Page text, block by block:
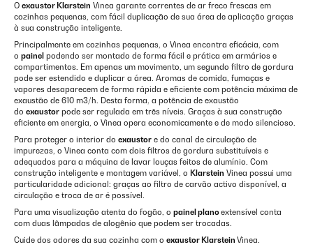
O exaustor Klarstein Vinea garante correntes de ar freco frescas em
cozinhas pequenas, com fácil duplicação de sua área de aplicação graças
à sua construção inteligente.
Principalmente em cozinhas pequenas, o Vinea encontra eficácia, com
o painel podendo ser montado de forma fácil e prática em armários e
compartimentos. Em apenas um movimento, um segundo filtro de gordura
pode ser estendido e duplicar a área. Aromas de comida, fumaças e
vapores desaparecem de forma rápida e eficiente com potência máxima de
exaustão de 610 m3/h. Desta forma, a potência de exaustão
do exaustor pode ser regulada em três níveis. Graças à sua construção
eficiente em energia, o Vinea opera economicamente e de modo silencioso.
Para proteger o interior do exaustor e do canal de circulação de
impurezas, o Vinea conta com dois filtros de gordura substituíveis e
adequados para a máquina de lavar louças feitos de alumínio. Com
construção inteligente e montagem variável, o Klarstein Vinea possui uma
particularidade adicional: graças ao filtro de carvão activo disponível, a
circulação e troca de ar é possível.
Para uma visualização atenta do fogão, o painel planoextensível conta
com duas lâmpadas de alogênio que podem ser trocadas.
Cuide dos odores da sua cozinha com o exaustor Klarstein Vinea.